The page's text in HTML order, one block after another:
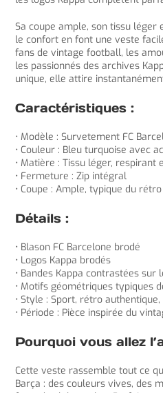
Sa coupe ample, son tissu léger
le confort en font une veste
fans de vintage football, les
les passionnés des archives
unique, elle attire
Caractéristiques :
• Modèle : Survetement FC
• Couleur : Bleu turquoise avec
• Matière : Tissu léger, respirant
• Fermeture : Zip intégral
• Coupe : Ample, typique du
Détails :
• Blason FC Barcelone brodé
• Logos Kappa brodés
• Bandes Kappa contrastées sur
• Motifs géométriques typiques
• Style : Sport, rétro
• Période : Pièce inspirée du
Pourquoi vous allez
Cette veste rassemble tout ce
Barça : des couleurs vives, des